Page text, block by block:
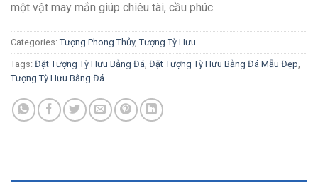
một vật may mắn giúp chiêu tài, cầu phúc.
Categories: Tượng Phong Thủy, Tượng Tỳ Hưu
Tags: Đặt Tượng Tỳ Hưu Bằng Đá, Đặt Tượng Tỳ Hưu Bằng Đá Mẫu Đẹp,
Tượng Tỳ Hưu Bằng Đá